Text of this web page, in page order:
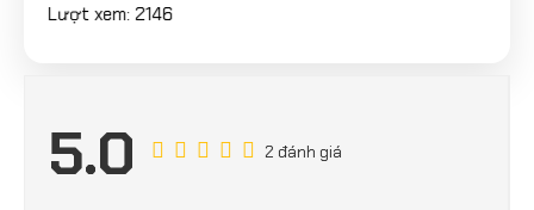
Lượt xem: 2146
5.0 2 đánh giá